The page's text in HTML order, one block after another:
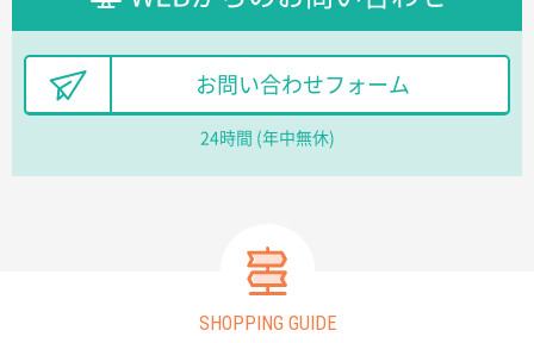
長野県R社様
2026年02月09日 14:27
厚手コットンA4フラットトート ナチュラル
商品がよさそうだったから
お問い合わせフォーム
24時間 (年中無休)
SHOPPING GUIDE